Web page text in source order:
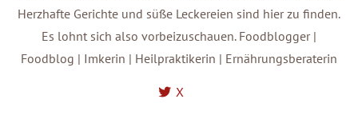
Herzhafte Gerichte und süße Leckereien sind hier zu finden.
Es lohnt sich also vorbeizuschauen. Foodblogger |
Foodblog | Imkerin | Heilpraktikerin | Ernährungsberaterin
X